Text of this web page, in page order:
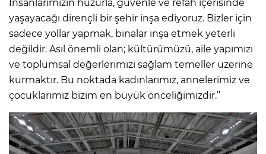
İnsanlarımızın huzurla, güvenle ve refah içerisinde
yaşayacağı dirençli bir şehir inşa ediyoruz. Bizler için
sadece yollar yapmak, binalar inşa etmek yeterli
değildir. Asıl önemli olan; kültürümüzü, aile yapımızı
ve toplumsal değerlerimizi sağlam temeller üzerine
kurmaktır. Bu noktada kadınlarımız, annelerimiz ve
çocuklarımız bizim en büyük önceliğimizdir.”